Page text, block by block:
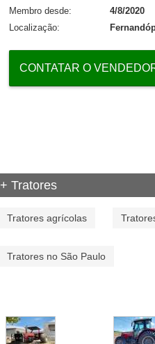
Membro desde:
4/8/2020
Localização:
CONTATAR O
+ Tratores
Tratores agrícolas
Tratores no São Paulo